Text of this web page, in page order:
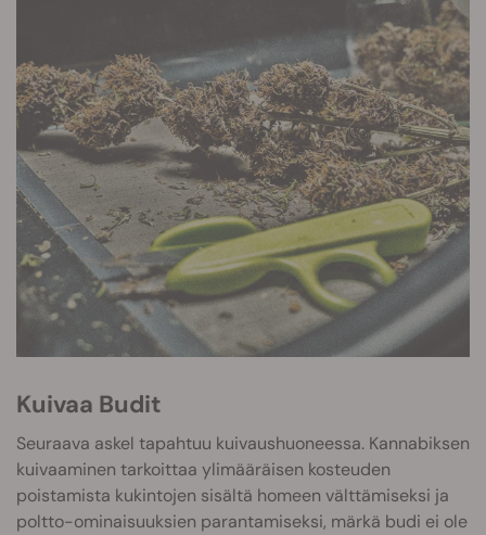
Kuivaa Budit
Seuraava askel tapahtuu kuivaushuoneessa. Kannabiksen
kuivaaminen tarkoittaa ylimääräisen kosteuden
poistamista kukintojen sisältä homeen välttämiseksi ja
poltto-ominaisuuksien parantamiseksi, märkä budi ei ole